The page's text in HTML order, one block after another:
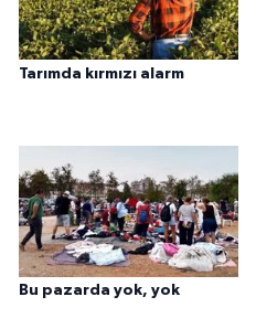
Tarımda kırmızı alarm
Bu pazarda yok, yok